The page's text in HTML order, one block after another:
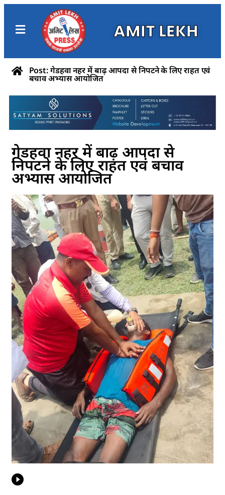
AMIT LEKH
Post: गेडहवा नहर में बाढ़ आपदा से निपटने के लिए राहत एवं
बचाव अभ्यास आयोजित
गेडहवा नहर में बाढ़ आपदा से
निपटने के लिए राहत एवं बचाव
अभ्यास आयोजित